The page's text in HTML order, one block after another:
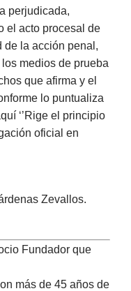
perjudicada,
el acto procesal de
de la acción penal,
medios de prueba
que afirma y el
lo puntualiza
‘’Rige el principio
oficial en
Zevallos.
Fundador que
más de 45 años de